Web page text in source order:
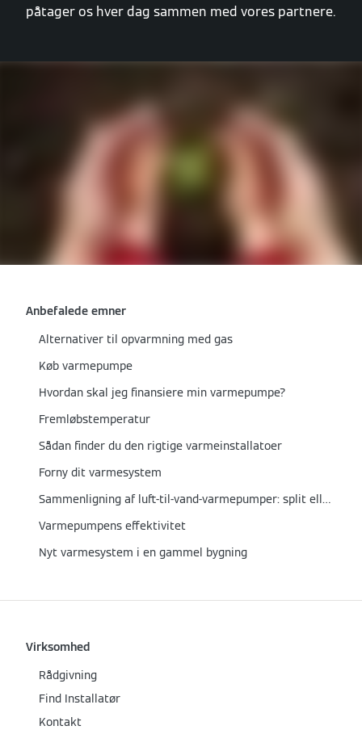
påtager os hver dag sammen med vores partnere.
Anbefalede emner
Alternativer til opvarmning med gas
Køb varmepumpe
Hvordan skal jeg finansiere min varmepumpe?
Fremløbstemperatur
Sådan finder du den rigtige varmeinstallatoer
Forny dit varmesystem
Sammenligning af luft-til-vand-varmepumper: split eller monoblok?
Varmepumpens effektivitet
Nyt varmesystem i en gammel bygning
Virksomhed
Rådgivning
Find Installatør
Kontakt